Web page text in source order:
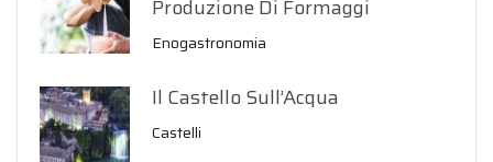
Produzione Di Formaggi
Enogastronomia
Il Castello Sull’Acqua
Castelli